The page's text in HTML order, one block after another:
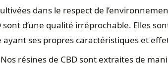
dans le respect de
sont d’une qualité irréprochable. Elles
ses propres caractéristiques et
résines de CBD sont extraites de